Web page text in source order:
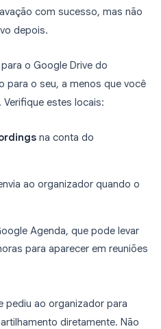
com sucesso, mas não
depois.
o Google Drive do
para o seu, a menos que você
estes locais:
na conta do
ao organizador quando o
Agenda, que pode levar
para aparecer em reuniões
pediu ao organizador para
diretamente. Não